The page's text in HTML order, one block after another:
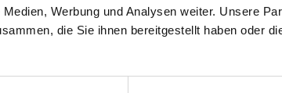
Werbung und Analysen weiter. Unsere
die Sie ihnen bereitgestellt haben oder